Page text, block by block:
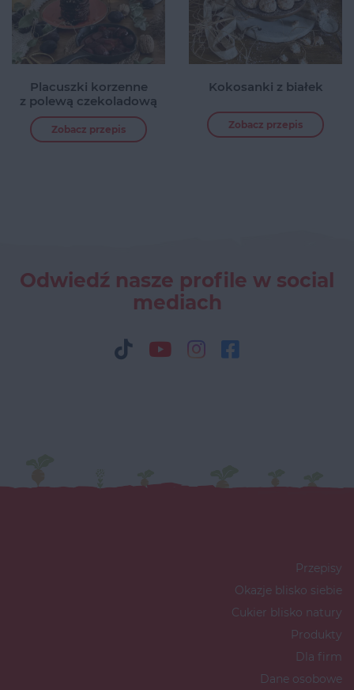
Placuszki korzenne
z polewą czekoladową
Zobacz przepis
Kokosanki z białek
Zobacz przepis
Odwiedź nasze profile w social
mediach
Przepisy
Okazje blisko siebie
Cukier blisko natury
Produkty
Dla firm
Dane osobowe